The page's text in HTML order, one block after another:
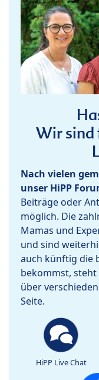
Wir sind
Nach vielen
unser HiPP
Beiträge oder
möglich. Die
Mamas und
und sind
auch künftig die
bekommst,
über
Seite.
HiPP Live Chat